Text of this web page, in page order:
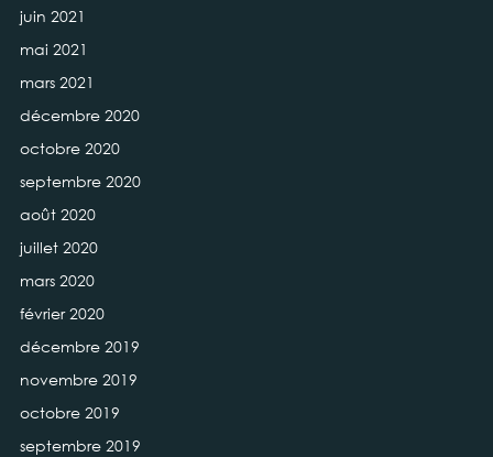
juin 2021
mai 2021
mars 2021
décembre 2020
octobre 2020
septembre 2020
août 2020
juillet 2020
mars 2020
février 2020
décembre 2019
novembre 2019
octobre 2019
septembre 2019